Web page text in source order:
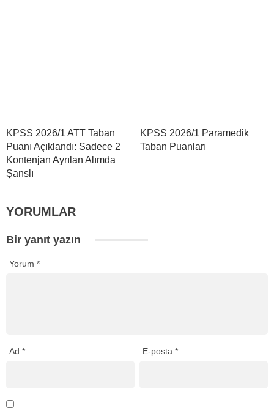
KPSS 2026/1 ATT Taban
Puanı Açıklandı: Sadece 2
Kontenjan Ayrılan Alımda
Şanslı
KPSS 2026/1 Paramedik
Taban Puanları
YORUMLAR
Bir yanıt yazın
Yorum *
Ad * E-posta*